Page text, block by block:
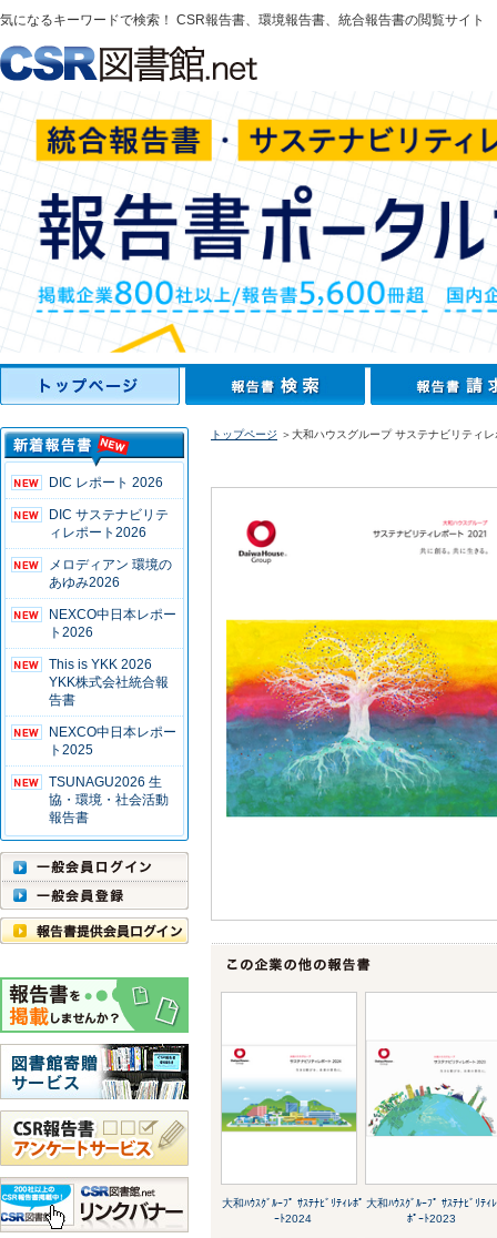
気になるキーワードで検索！ CSR報告書、環境報告書、統合報告書の閲覧サイト
DIC レポート 2026
DIC サステナビリテ
ィレポート2026
メロディアン 環境の
あゆみ2026
NEXCO中日本レポー
ト2026
This is YKK 2026
YKK株式会社統合報
告書
NEXCO中日本レポー
ト2025
TSUNAGU2026 生
協・環境・社会活動
報告書
トップページ ＞大和ハウスグループ サステナビリティ
大和ﾊｳｽｸﾞﾙｰﾌﾟ ｻｽﾃﾅﾋﾞﾘﾃｨﾚﾎﾟ
ｰﾄ2024
大和ﾊｳｽｸﾞﾙｰﾌﾟ ｻｽﾃﾅﾋﾞﾘﾃｨﾚ
ﾎﾟｰﾄ2023